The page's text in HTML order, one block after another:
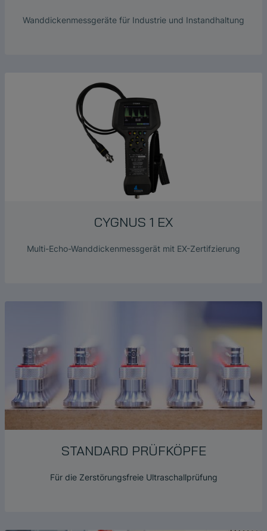
Wanddickenmessgeräte für Industrie und Instandhaltung
CYGNUS 1 EX
Multi-Echo-Wanddickenmessgerät mit EX-Zertifzierung
STANDARD PRÜFKÖPFE
Für die Zerstörungsfreie Ultraschallprüfung